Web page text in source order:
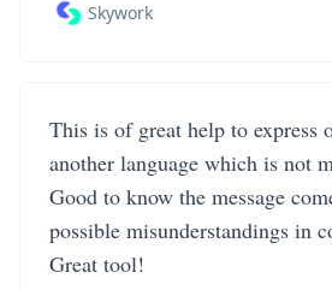
Skywork
This is of great help to express
another language which is not
Good to know the message
possible misunderstandings in
Great tool!